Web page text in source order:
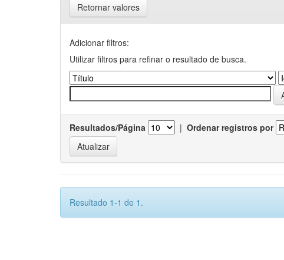
Retornar valores
Adicionar filtros:
Utilizar filtros para refinar o resultado de busca.
Resultados/Página | Ordenar registros por
Resultado 1-1 de 1.